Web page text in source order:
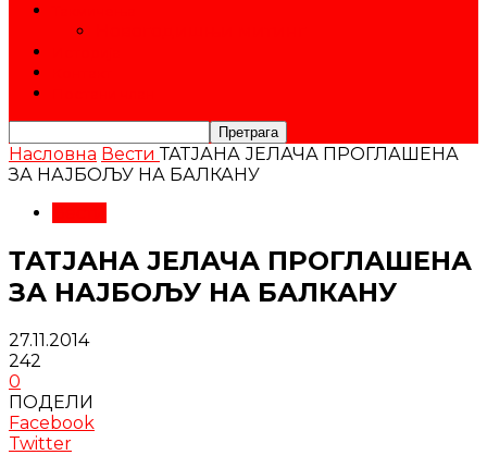
Насловна Вести ТАТЈАНА ЈЕЛАЧА ПРОГЛАШЕНА
ЗА НАЈБОЉУ НА БАЛКАНУ
ТАТЈАНА ЈЕЛАЧА ПРОГЛАШЕНА
ЗА НАЈБОЉУ НА БАЛКАНУ
27.11.2014
242
0
ПОДЕЛИ
Facebook
Twitter